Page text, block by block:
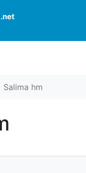
.net
Salima hm